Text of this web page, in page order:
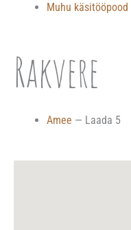
Muhu käsitööpood
Rakvere
Amee — Laada 5